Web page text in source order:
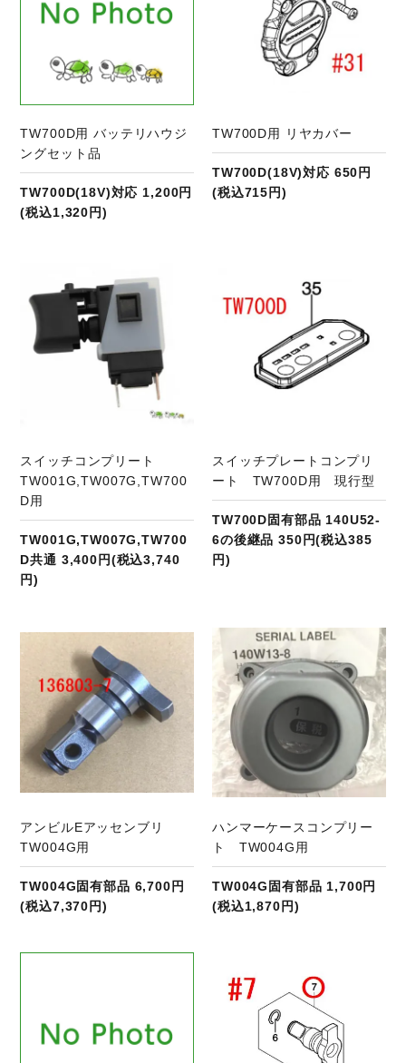
TW700D用 バッテリハウジ
ングセット品
TW700D(18V)対応 1,200円
(税込1,320円)
TW700D用 リヤカバー
TW700D(18V)対応 650円
(税込715円)
スイッチコンプリート
TW001G,TW007G,TW700
D用
TW001G,TW007G,TW700
D共通 3,400円(税込3,740
円)
スイッチプレートコンプリ
ート TW700D用 現行型
TW700D固有部品 140U52-
6の後継品 350円(税込385
円)
アンビルEアッセンブリ
TW004G用
TW004G固有部品 6,700円
(税込7,370円)
ハンマーケースコンプリー
ト TW004G用
TW004G固有部品 1,700円
(税込1,870円)
商品ページへ